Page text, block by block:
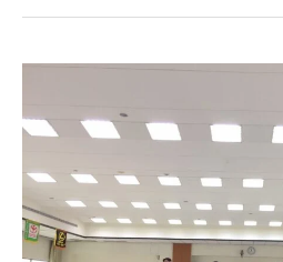
個
天，
要
過
不
一
樣